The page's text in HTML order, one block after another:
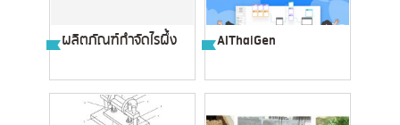
ผลิตภัณฑ์กำจัดไรผึ้ง AIThaiGen